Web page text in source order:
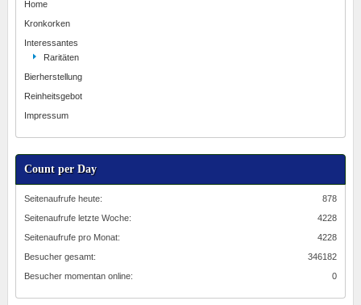
Home
Kronkorken
Interessantes
Raritäten
Bierherstellung
Reinheitsgebot
Impressum
Count per Day
878
Seitenaufrufe heute:
4228
Seitenaufrufe letzte Woche:
4228
Seitenaufrufe pro Monat:
346182
Besucher gesamt:
0
Besucher momentan online: